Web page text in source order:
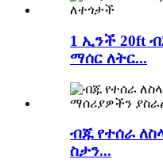
1 ኢንች 20ft
ማሰር ለትር...
ብጁ የተሰራ
ስታን...